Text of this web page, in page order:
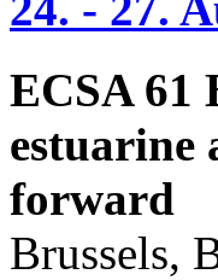
ECSA 61
estuarine
forward
Brussels,